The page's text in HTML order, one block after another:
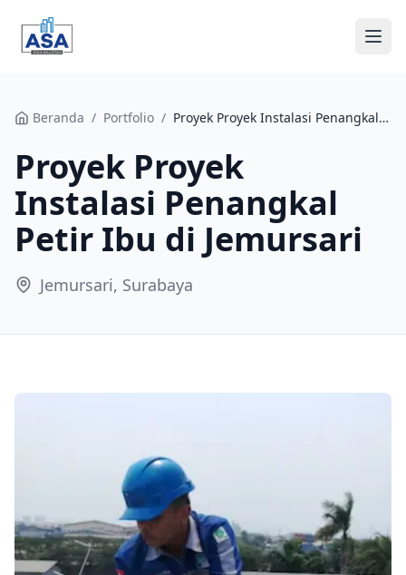
Beranda
Tentang Kami
Layanan
Beranda / Portfolio / Proyek Proyek Instalasi Penangkal Petir Ibu di Jemursari
Proyek Proyek
Instalasi Penangkal
Petir Ibu di Jemursari
Jemursari, Surabaya